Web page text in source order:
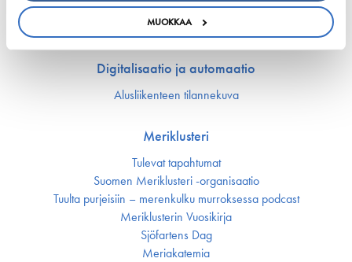
MUOKKAA
Merenkulun HarjoitteluMylly
Ship Happens: Tutustu merenkulkualan mahdollisuuksiin
Digitalisaatio ja automaatio
Alusliikenteen tilannekuva
Meriklusteri
Tulevat tapahtumat
Suomen Meriklusteri -organisaatio
Tuulta purjeisiin – merenkulku murroksessa podcast
Meriklusterin Vuosikirja
Sjöfartens Dag
Meriakatemia